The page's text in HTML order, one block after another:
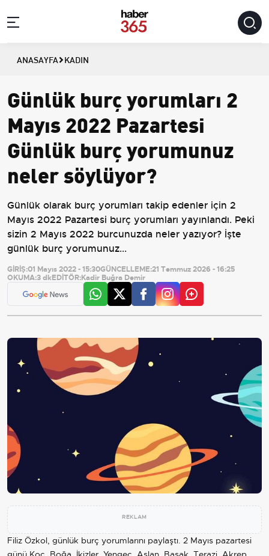
ANASAYFA KADIN
Günlük burç yorumları 2
Mayıs 2022 Pazartesi
Günlük burç yorumunuz
neler söylüyor?
Günlük olarak burç yorumları takip edenler için 2
Mayıs 2022 Pazartesi burç yorumları yayınlandı. Peki
sizin 2 Mayıs 2022 burcunuzda neler yazıyor? İşte
günlük burç yorumunuz...
GİRİŞ:01 Mayıs 2022 - 15:30GÜNCELLEME:21 Temmuz 2026 - 16:25
OKUMA:3 dkEDİTÖR:Kadir Buğra Demir
REKLAM
Filiz Özkol, günlük burç yorumlarını paylaştı. 2 Mayıs pazartesi